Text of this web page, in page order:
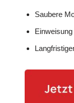
Saubere